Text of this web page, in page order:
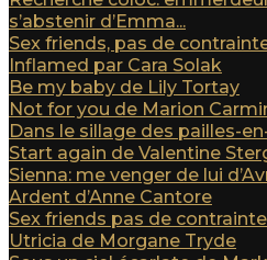
s’abstenir d’Emma...
Sex friends, pas de
Inflamed par Cara Solak
Be my baby de Lily Tortay
Not for you de Marion
Dans le sillage des pailles-
Start again de Valentine
Sienna: me venger de lui
Ardent d’Anne Cantore
Sex friends pas de
Utricia de Morgane Tryde